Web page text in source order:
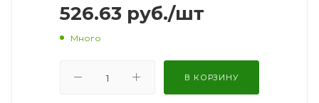
526.63 руб./шт
Много
В КОРЗИНУ